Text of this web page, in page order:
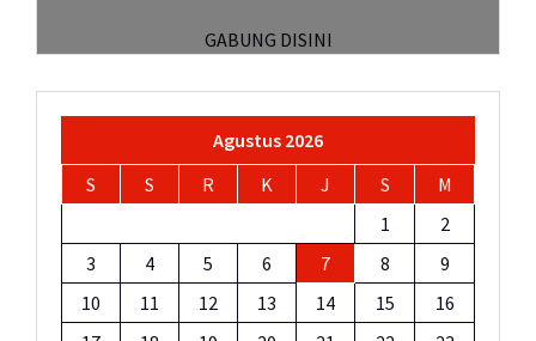
GABUNG DISINI
Agustus 2026
S
S R K J S
M
1
2
3
4 5 6 7 8
9
10
11 12 13 14 15
16